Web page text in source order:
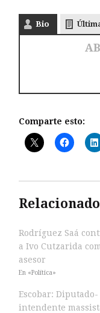
Bio
Comparte esto:
Relacionado
Rodríguez Saá
a Ivo Cutzarida
asesor
En «Política»
Escobar: Diputado-
intendente